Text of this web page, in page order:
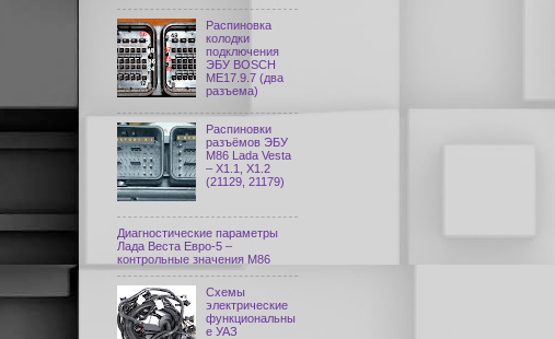
Распиновка
колодки
подключения
ЭБУ BOSCH
ME17.9.7 (два
разъема)
Распиновки
разъёмов ЭБУ
M86 Lada Vesta
– X1.1, X1.2
(21129, 21179)
Диагностические параметры
Лада Веста Евро-5 –
контрольные значения М86
Схемы
электрические
функциональны
е УАЗ